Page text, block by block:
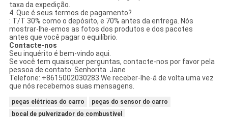
taxa da expedição.
4. Que é seus termos de pagamento?
: T/T 30% como o depósito, e 70% antes da entrega. Nós
mostrar-lhe-emos as fotos dos produtos e dos pacotes
antes que você pagar o equilíbrio.
Contacte-nos
Seu inquérito é bem-vindo aqui.
Se você tem quaisquer perguntas, contacte-nos por favor pela
pessoa de contato: Senhorita. Jane
Telefone: +8615002030283.We receber-lhe-á de volta uma vez
que nós recebemos suas mensagens.
peças elétricas do carro
peças do sensor do carro
bocal de pulverizador do combustível